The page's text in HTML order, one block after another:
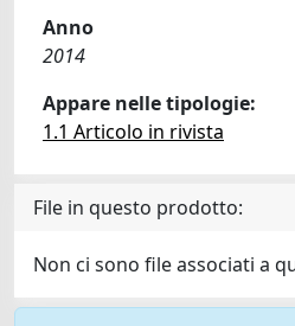
Anno
2014
Appare nelle tipologie:
1.1 Articolo in rivista
File in questo prodotto:
Non ci sono file associati a